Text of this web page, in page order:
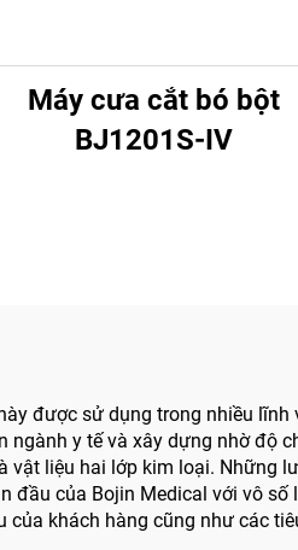
Máy cưa cắt bó bột
BJ1201S-IV
được sử dụng trong nhiều
y tế và xây dựng nhờ độ
liệu hai lớp kim loại. Những
của Bojin Medical với vô
khách hàng cũng như các